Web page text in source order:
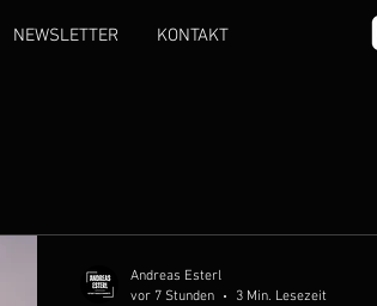
NEWSLETTER KONTAKT
Andreas Esterl
vor 7 Stunden
3 Min. Lesezeit